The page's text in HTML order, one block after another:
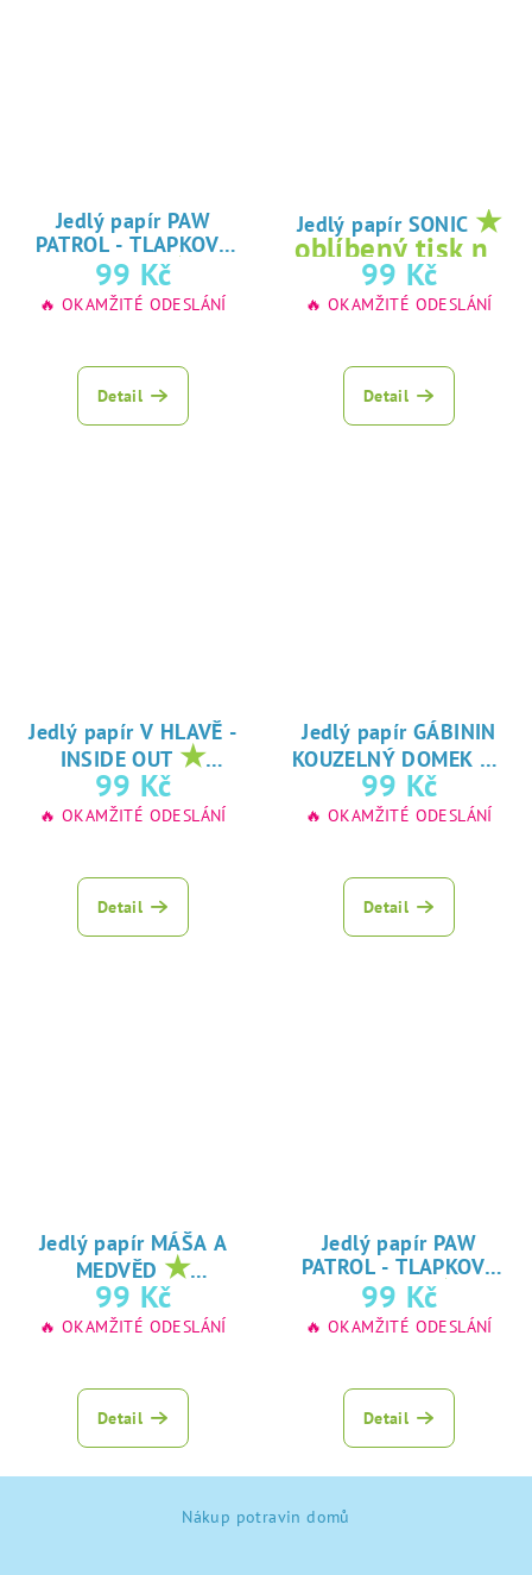
Jedlý papír PAW
PATROL - TLAPKOVÁ
PATROLA★
oblíbený tisk na
jedlý papír
99 Kč
🔥 OKAMŽITÉ ODESLÁNÍ
Detail
Jedlý papír SONIC ★
oblíbený tisk na
jedlý papír
99 Kč
🔥 OKAMŽITÉ ODESLÁNÍ
Detail
Jedlý papír V HLAVĚ -
INSIDE OUT ★
oblíbený tisk na
jedlý papír
99 Kč
🔥 OKAMŽITÉ ODESLÁNÍ
Detail
Jedlý papír GÁBININ
KOUZELNÝ DOMEK ★
oblíbený tisk na
jedlý papír
99 Kč
🔥 OKAMŽITÉ ODESLÁNÍ
Detail
Jedlý papír MÁŠA A
MEDVĚD ★
oblíbený tisk na
jedlý papír
99 Kč
🔥 OKAMŽITÉ ODESLÁNÍ
Detail
Jedlý papír PAW
PATROL - TLAPKOVÁ
PATROLA★
oblíbený tisk na
jedlý papír
99 Kč
🔥 OKAMŽITÉ ODESLÁNÍ
Detail
Nákup potravin domů